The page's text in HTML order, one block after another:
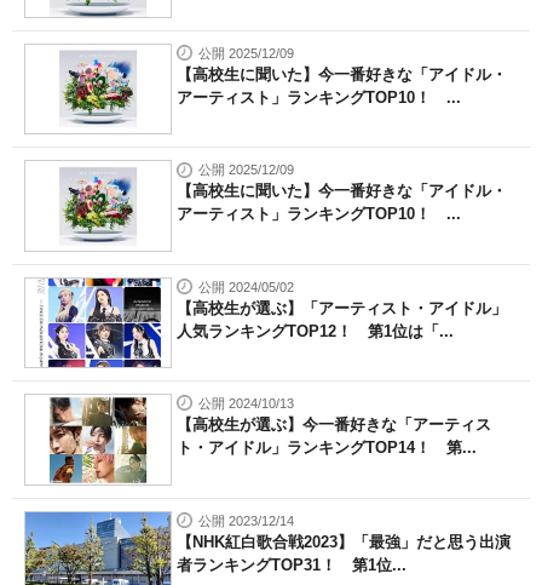
公開 2025/12/09
【高校生に聞いた】今一番好きな「アイドル・
アーティスト」ランキングTOP10！ ...
公開 2025/12/09
【高校生に聞いた】今一番好きな「アイドル・
アーティスト」ランキングTOP10！ ...
公開 2024/05/02
【高校生が選ぶ】「アーティスト・アイドル」
人気ランキングTOP12！ 第1位は「...
公開 2024/10/13
【高校生が選ぶ】今一番好きな「アーティス
ト・アイドル」ランキングTOP14！ 第...
公開 2023/12/14
【NHK紅白歌合戦2023】「最強」だと思う出演
者ランキングTOP31！ 第1位...